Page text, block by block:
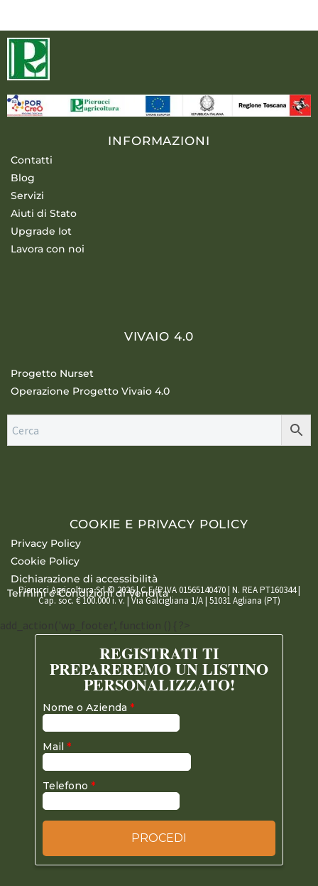
INFORMAZIONI
Contatti
Blog
Servizi
Aiuti di Stato
Upgrade Iot
Lavora con noi
VIVAIO 4.0
Progetto Nurset
Operazione Progetto Vivaio 4.0
COOKIE E PRIVACY POLICY
Privacy Policy
Cookie Policy
Dichiarazione di accessibilità
Termini e Condizioni di Vendita
Pierucci Agricoltura Srl © 2026 | C.F./P.IVA 01565140470 | N. REA PT160344 |
Cap. soc. € 100.000 i. v. | Via Galcigliana 1/A | 51031 Agliana (PT)
add_action('wp_footer', function () { ?>